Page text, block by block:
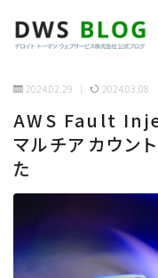
ホーム
AWS
プログラミング
ビジネス
2024.02.29 2024.03.08
AWS Fault
マルチアカウン
た